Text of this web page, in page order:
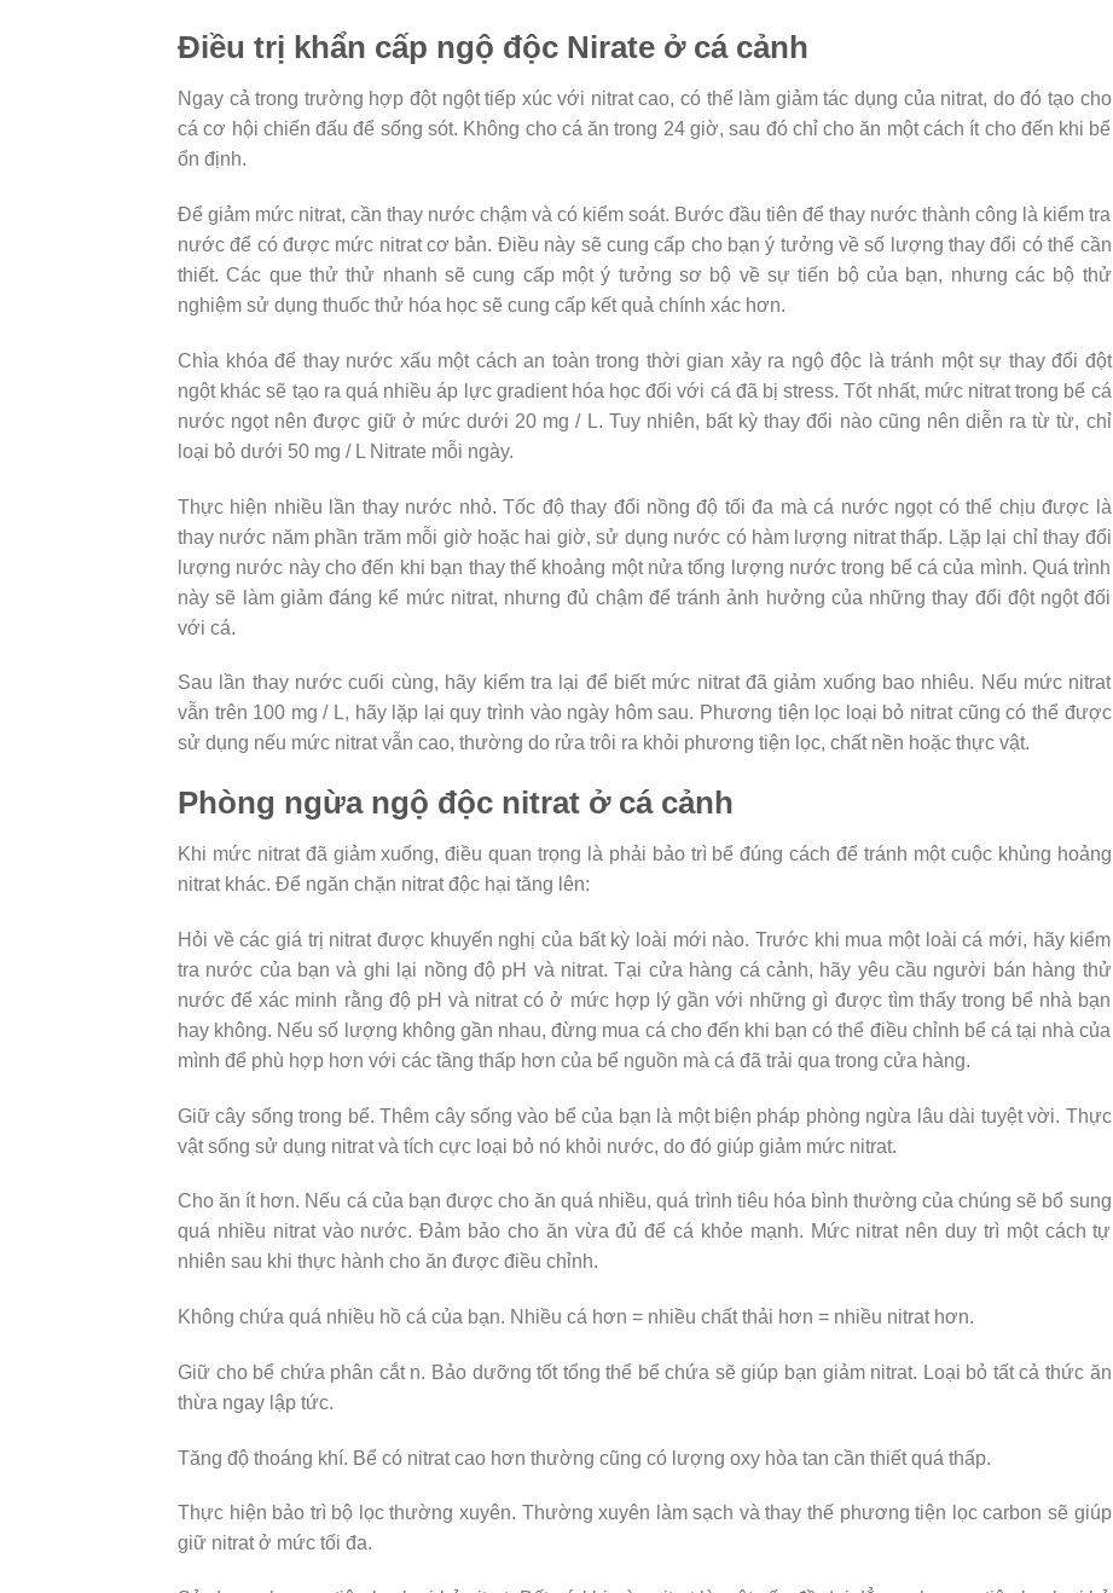
Điều trị khẩn cấp ngộ độc Nirate ở cá cảnh
Ngay cả trong trường hợp đột ngột tiếp xúc với nitrat cao, có thể làm giảm tác dụng của nitrat, do đó tạo cho
cá cơ hội chiến đấu để sống sót. Không cho cá ăn trong 24 giờ, sau đó chỉ cho ăn một cách ít cho đến khi bể
ổn định.
Để giảm mức nitrat, cần thay nước chậm và có kiểm soát. Bước đầu tiên để thay nước thành công là kiểm tra
nước để có được mức nitrat cơ bản. Điều này sẽ cung cấp cho bạn ý tưởng về số lượng thay đổi có thể cần
thiết. Các que thử thử nhanh sẽ cung cấp một ý tưởng sơ bộ về sự tiến bộ của bạn, nhưng các bộ thử
nghiệm sử dụng thuốc thử hóa học sẽ cung cấp kết quả chính xác hơn.
Chìa khóa để thay nước xấu một cách an toàn trong thời gian xảy ra ngộ độc là tránh một sự thay đổi đột
ngột khác sẽ tạo ra quá nhiều áp lực gradient hóa học đối với cá đã bị stress. Tốt nhất, mức nitrat trong bể cá
nước ngọt nên được giữ ở mức dưới 20 mg / L. Tuy nhiên, bất kỳ thay đổi nào cũng nên diễn ra từ từ, chỉ
loại bỏ dưới 50 mg / L Nitrate mỗi ngày.
Thực hiện nhiều lần thay nước nhỏ. Tốc độ thay đổi nồng độ tối đa mà cá nước ngọt có thể chịu được là
thay nước năm phần trăm mỗi giờ hoặc hai giờ, sử dụng nước có hàm lượng nitrat thấp. Lặp lại chỉ thay đổi
lượng nước này cho đến khi bạn thay thế khoảng một nửa tổng lượng nước trong bể cá của mình. Quá trình
này sẽ làm giảm đáng kể mức nitrat, nhưng đủ chậm để tránh ảnh hưởng của những thay đổi đột ngột đối
với cá.
Sau lần thay nước cuối cùng, hãy kiểm tra lại để biết mức nitrat đã giảm xuống bao nhiêu. Nếu mức nitrat
vẫn trên 100 mg / L, hãy lặp lại quy trình vào ngày hôm sau. Phương tiện lọc loại bỏ nitrat cũng có thể được
sử dụng nếu mức nitrat vẫn cao, thường do rửa trôi ra khỏi phương tiện lọc, chất nền hoặc thực vật.
Phòng ngừa ngộ độc nitrat ở cá cảnh
Khi mức nitrat đã giảm xuống, điều quan trọng là phải bảo trì bể đúng cách để tránh một cuộc khủng hoảng
nitrat khác. Để ngăn chặn nitrat độc hại tăng lên:
Hỏi về các giá trị nitrat được khuyến nghị của bất kỳ loài mới nào. Trước khi mua một loài cá mới, hãy kiểm
tra nước của bạn và ghi lại nồng độ pH và nitrat. Tại cửa hàng cá cảnh, hãy yêu cầu người bán hàng thử
nước để xác minh rằng độ pH và nitrat có ở mức hợp lý gần với những gì được tìm thấy trong bể nhà bạn
hay không. Nếu số lượng không gần nhau, đừng mua cá cho đến khi bạn có thể điều chỉnh bể cá tại nhà của
mình để phù hợp hơn với các tầng thấp hơn của bể nguồn mà cá đã trải qua trong cửa hàng.
Giữ cây sống trong bể. Thêm cây sống vào bể của bạn là một biện pháp phòng ngừa lâu dài tuyệt vời. Thực
vật sống sử dụng nitrat và tích cực loại bỏ nó khỏi nước, do đó giúp giảm mức nitrat.
Cho ăn ít hơn. Nếu cá của bạn được cho ăn quá nhiều, quá trình tiêu hóa bình thường của chúng sẽ bổ sung
quá nhiều nitrat vào nước. Đảm bảo cho ăn vừa đủ để cá khỏe mạnh. Mức nitrat nên duy trì một cách tự
nhiên sau khi thực hành cho ăn được điều chỉnh.
Không chứa quá nhiều hồ cá của bạn. Nhiều cá hơn = nhiều chất thải hơn = nhiều nitrat hơn.
Giữ cho bể chứa phân cắt n. Bảo dưỡng tốt tổng thể bể chứa sẽ giúp bạn giảm nitrat. Loại bỏ tất cả thức ăn
thừa ngay lập tức.
Tăng độ thoáng khí. Bể có nitrat cao hơn thường cũng có lượng oxy hòa tan cần thiết quá thấp.
Thực hiện bảo trì bộ lọc thường xuyên. Thường xuyên làm sạch và thay thế phương tiện lọc carbon sẽ giúp
giữ nitrat ở mức tối đa.